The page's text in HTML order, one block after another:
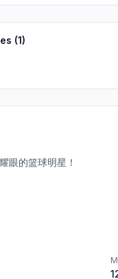
(1)
眼的篮球明星！